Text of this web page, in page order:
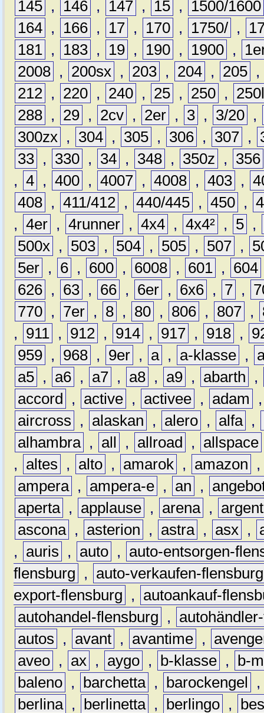
145 , 146 , 147 , 15 ,
1500/1600
164 , 166 , 17 , 170 , 1750/ ,
181 , 183 , 19 , 190 , 1900 ,
2008 , 200sx , 203 , 204 , 205 ,
212 , 220 , 240 , 25 , 250 ,
288 , 29 , 2cv , 2er , 3 , 3/20 ,
300zx , 304 , 305 , 306 , 307 ,
33 , 330 , 34 , 348 , 350z ,
356
, 4 , 400 , 4007 , 4008 , 403 ,
408 , 411/412 , 440/445 , 450 ,
, 4er , 4runner , 4x4 , 4x4² , 5 ,
500x , 503 , 504 , 505 , 507 ,
5er , 6 , 600 , 6008 , 601 , 604
626 , 63 , 66 , 6er , 6x6 , 7 ,
770 , 7er , 8 , 80 , 806 , 807 ,
,
911 , 912 , 914 , 917 , 918 ,
959 , 968 , 9er , a , a-klasse ,
a5 , a6 , a7 , a8 , a9 , abarth
,
accord
, active , activee , adam
aircross
, alaskan , alero , alfa ,
alhambra , all , allroad , allspace
,
altes , alto , amarok , amazon
ampera , ampera-e , an ,
aperta , applause , arena ,
ascona , asterion , astra , asx ,
,
auris , auto ,
auto-entsorgen-
flensburg
,
auto-verkaufen-flensburg
export-flensburg
,
autoankauf-
autohandel-flensburg
,
autos
, avant , avantime ,
aveo , ax , aygo , b-klasse ,
b-
baleno , barchetta , barockengel
berlina , berlinetta , berlingo ,